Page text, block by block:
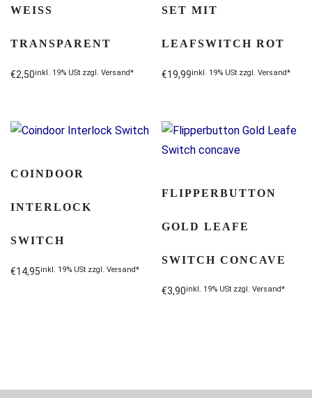
WEISS T
RANSPARENT
€2,50inkl. 19% USt zzgl. Versand*
SET MIT
LEAFSWITCH ROT
€19,99inkl. 19% USt zzgl. Versand*
COINDOOR
INTERLOCK
SWITCH
€14,95inkl. 19% USt zzgl. Versand*
FLIPPERBUTTON
GOLD LEAFE
SWITCH CONCAVE
€3,90inkl. 19% USt zzgl. Versand*
Varianten